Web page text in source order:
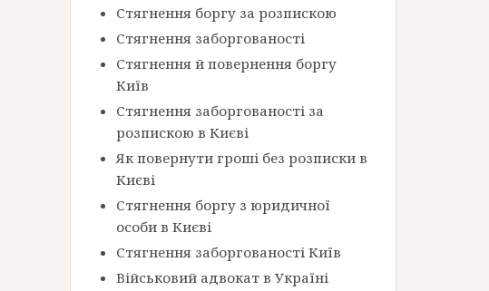
Стягнення боргу за розпискою
Стягнення заборгованості
Стягнення й повернення боргу
Київ
Стягнення заборгованості за
розпискою в Києві
Як повернути гроші без розписки в
Києві
Стягнення боргу з юридичної
особи в Києві
Стягнення заборгованості Київ
Військовий адвокат в Україні